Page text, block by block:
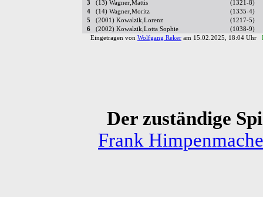
3
(13) Wagner,Mattis
(1321-8)
4
(14) Wagner,Moritz
(1335-4)
5
(2001) Kowalzik,Lorenz
(1217-5)
6
(2002) Kowalzik,Lotta Sophie
(1038-9)
Eingetragen von Wolfgang Reker am 15.02.2025, 18:04 Uhr
Der zuständige
Frank